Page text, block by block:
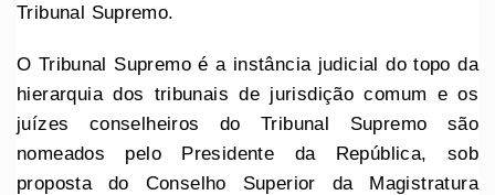
Tribunal Supremo.
O Tribunal Supremo é a instância judicial do topo da
hierarquia dos tribunais de jurisdição comum e os
juízes conselheiros do Tribunal Supremo são
nomeados pelo Presidente da República, sob
proposta do Conselho Superior da Magistratura